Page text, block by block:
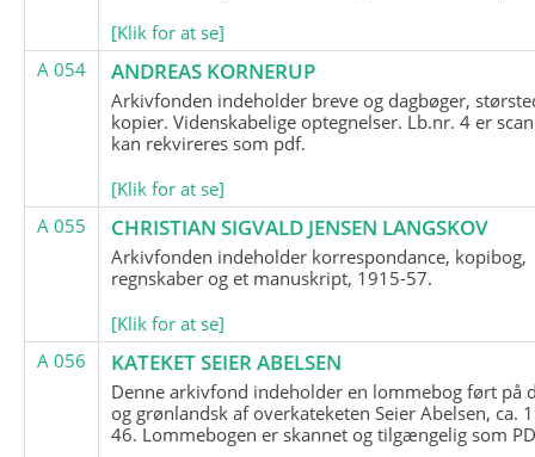
[Klik for at se]
A 054
ANDREAS KORNERUP
Arkivfonden indeholder breve og dagbøger,
kopier. Videnskabelige optegnelser. Lb.nr. 4 er
kan rekvireres som pdf.
[Klik for at se]
A 055
CHRISTIAN SIGVALD JENSEN LANGSKOV
Arkivfonden indeholder korrespondance, kopibog,
regnskaber og et manuskript, 1915-57.
[Klik for at se]
A 056
KATEKET SEIER ABELSEN
Denne arkivfond indeholder en lommebog ført på
og grønlandsk af overkateketen Seier Abelsen, ca.
46. Lommebogen er skannet og tilgængelig som